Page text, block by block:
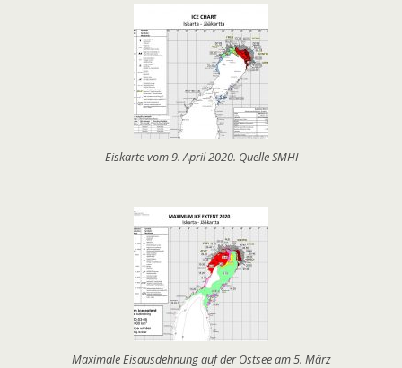
Eiskarte vom 9. April 2020. Quelle SMHI
Maximale Eisausdehnung auf der Ostsee am 5. März